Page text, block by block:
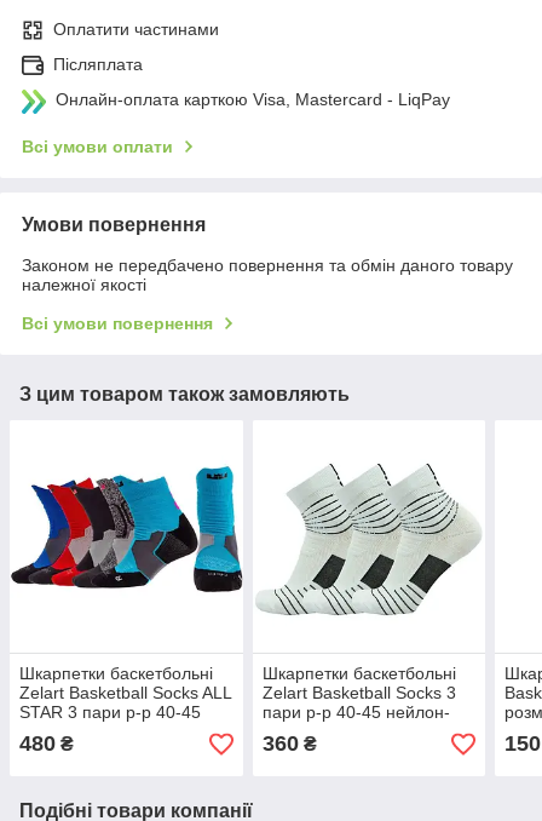
Оплатити частинами
Післяплата
Онлайн-оплата карткою Visa, Mastercard - LiqPay
Всі умови оплати
Умови повернення
Законом не передбачено повернення та обмін даного товару
належної якості
Всі умови повернення
З цим товаром також замовляють
Шкарпетки баскетбольні
Zelart Basketball Socks ALL
STAR 3 пари р-р 40-45
(JCB3302)
480 ₴
Шкарпетки баскетбольні
Zelart Basketball Socks 3
пари р-р 40-45 нейлон-
бавовна (JCB3306)
360₴ 150
Подібні товари компанії